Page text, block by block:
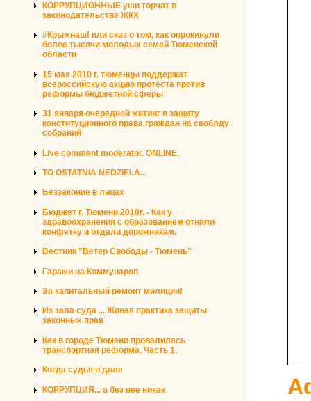
КОРРУПЦИОННЫЕ уши торчат в
законодательстве ЖКХ
#Крымнаш! или сказ о том, как опрокинули
более тысячи молодых семей Тюменской
области
15 мая 2010 г. тюменцы поддержат
всероссийскую акцию протеста против
реформы бюджетной сферы
31 января очередной митинг в защиту
конституционного права граждан на своблду
собраний
Live comment moderator. ONLINE.
TO OSTATNIA NEDZIELA...
Беззаконие в лицах
Бюджет г. Тюмени 2010г. - Как у
здравоохранения с образованием отняли
конфетку и отдали дорожникам.
Вестник "Ветер Свободы - Тюмень"
Гаражи на Коммунаров
За капитальный ремонт милиции!
Из зала суда ... Живая практика защиты
законных прав
Как в городе Тюмени провалилась
транспортная реформа. Часть 1.
Когда судья в доле
КОРРУПЦИЯ... а без нее никак